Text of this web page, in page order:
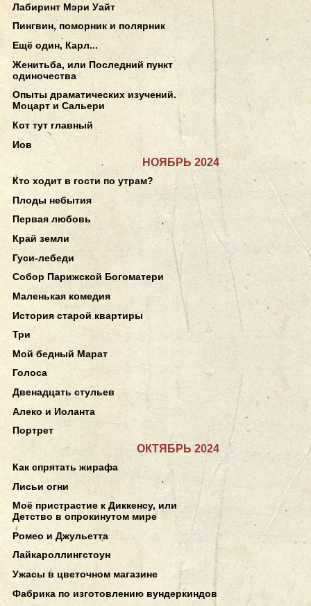
Лабиринт Мэри Уайт
Пингвин, поморник и полярник
Ещё один, Карл...
Женитьба, или Последний пункт
одиночества
Опыты драматических изучений.
Моцарт и Сальери
Кот тут главный
Иов
НОЯБРЬ 2024
Кто ходит в гости по утрам?
Плоды небытия
Первая любовь
Край земли
Гуси-лебеди
Собор Парижской Богоматери
Маленькая комедия
История старой квартиры
Три
Мой бедный Марат
Голоса
Двенадцать стульев
Алеко и Иоланта
Портрет
ОКТЯБРЬ 2024
Как спрятать жирафа
Лисьи огни
Моё пристрастие к Диккенсу, или
Детство в опрокинутом мире
Ромео и Джульетта
Лайкароллингстоун
Ужасы в цветочном магазине
Фабрика по изготовлению вундеркиндов